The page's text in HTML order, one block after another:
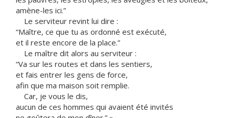
amène-les ici.”
Le serviteur revint lui dire :
“Maître, ce que tu as ordonné est exécuté,
et il reste encore de la place.”
Le maître dit alors au serviteur :
“Va sur les routes et dans les sentiers,
et fais entrer les gens de force,
afin que ma maison soit remplie.
Car, je vous le dis,
aucun de ces hommes qui avaient été invités